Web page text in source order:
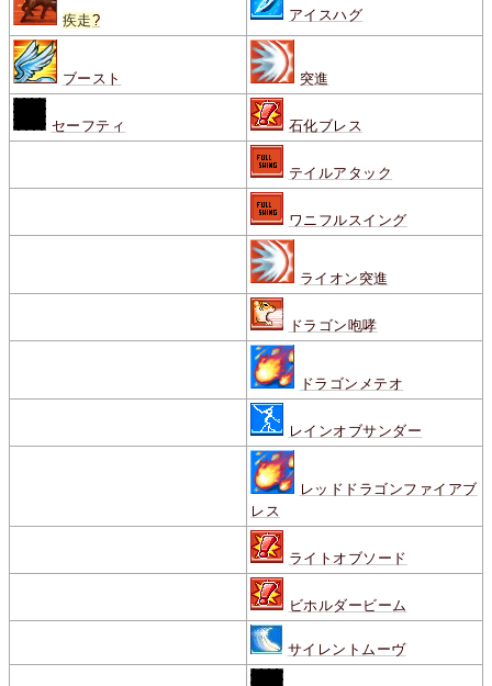
疾走? アイスハグ
ブースト 突進
セーフティ 石化ブレス
テイルアタック
ワニフルスイング
ライオン突進
ドラゴン咆哮
ドラゴンメテオ
レインオブサンダー
レッドドラゴンファイアブ
レス
ライトオブソード
ビホルダービーム
サイレントムーヴ